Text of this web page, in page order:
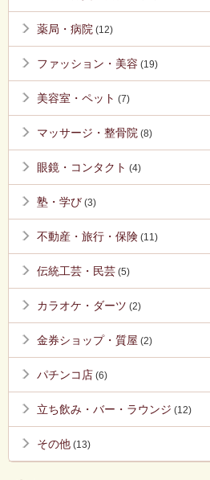
薬局・病院 (12)
ファッション・美容 (19)
美容室・ペット (7)
マッサージ・整骨院 (8)
眼鏡・コンタクト (4)
塾・学び (3)
不動産・旅行・保険 (11)
伝統工芸・民芸 (5)
カラオケ・ダーツ (2)
金券ショップ・質屋 (2)
パチンコ店 (6)
立ち飲み・バー・ラウンジ (12)
その他 (13)